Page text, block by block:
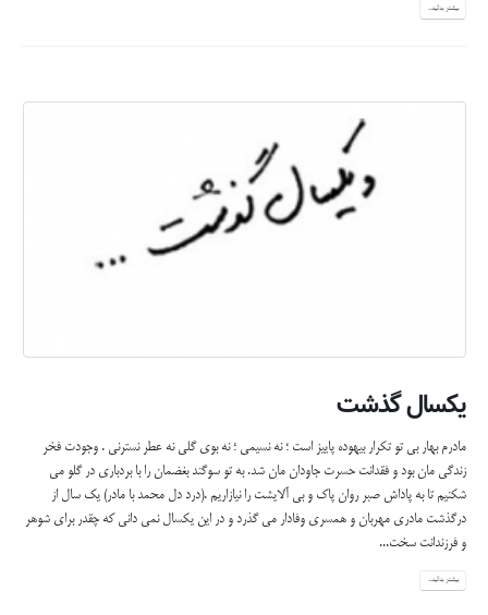
بیشتر بدانید...
یکسال گذشت
مادرم بهار بی تو تکرار بیهوده پاییز است ؛ نه نسیمی ؛ نه بوی گلی نه عطر نسترنی . وجودت فخر
زندگی مان بود و فقدانت حسرت جاودان مان شد. به تو سوگند بغضمان را با بردباری در گلو می
شکنیم تا به پاداش صبر روان پاک و بی آلایشت را نیازاریم .(درد دل محمد با مادر) یک سال از
درگذشت مادری مهربان و همسری وفادار می گذرد و در این یکسال نمی دانی که چقدر برای شوهر
و فرزندانت سخت...
بیشتر بدانید...